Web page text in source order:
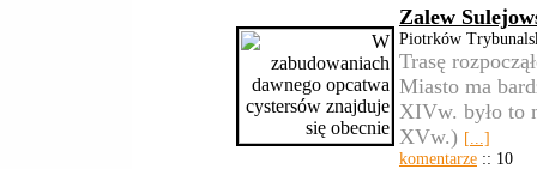
Zalew
Piotrków
Trasę
Miasto ma
XIVw. było to
XVw.) [...]
komentarze :: 10